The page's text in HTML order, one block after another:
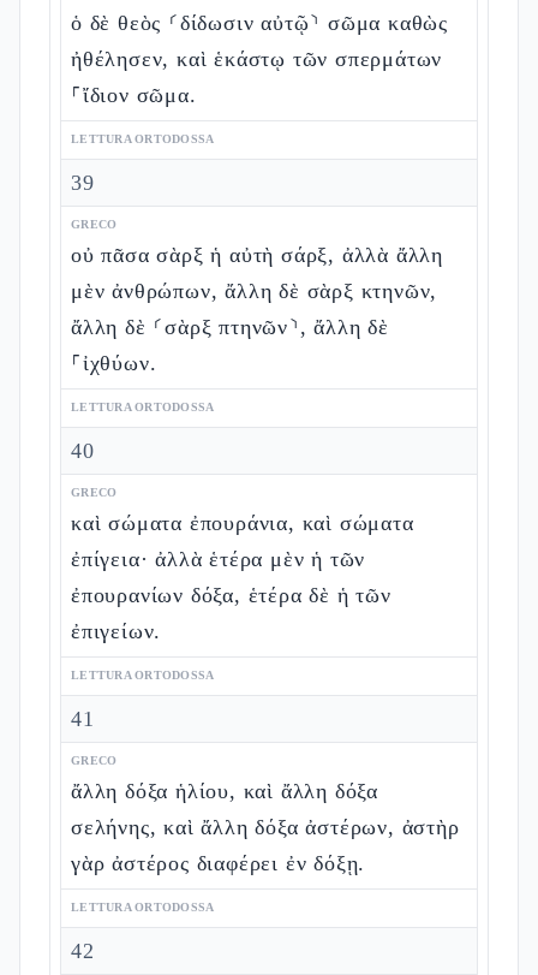
ὁ δὲ θεὸς ⸂δίδωσιν αὐτῷ⸃ σῶμα καθὼς
ἠθέλησεν, καὶ ἑκάστῳ τῶν σπερμάτων
⸀ἴδιον σῶμα.
LETTURA ORTODOSSA
39
GRECO
οὐ πᾶσα σὰρξ ἡ αὐτὴ σάρξ, ἀλλὰ ἄλλη
μὲν ἀνθρώπων, ἄλλη δὲ σὰρξ κτηνῶν,
ἄλλη δὲ ⸂σὰρξ πτηνῶν⸃, ἄλλη δὲ
⸀ἰχθύων.
LETTURA ORTODOSSA
40
GRECO
καὶ σώματα ἐπουράνια, καὶ σώματα
ἐπίγεια· ἀλλὰ ἑτέρα μὲν ἡ τῶν
ἐπουρανίων δόξα, ἑτέρα δὲ ἡ τῶν
ἐπιγείων.
LETTURA ORTODOSSA
41
GRECO
ἄλλη δόξα ἡλίου, καὶ ἄλλη δόξα
σελήνης, καὶ ἄλλη δόξα ἀστέρων, ἀστὴρ
γὰρ ἀστέρος διαφέρει ἐν δόξῃ.
LETTURA ORTODOSSA
42